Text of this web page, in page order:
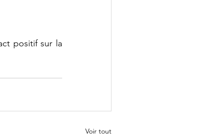
positif sur la
Voir tout